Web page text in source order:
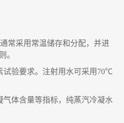
常采用常温储存和分配，并进
。
验要求。注射用水可采用 70℃
气体含量等指标，纯蒸汽冷凝水